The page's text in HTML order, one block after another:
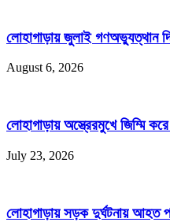
লোহাগাড়ায় জুলাই গণঅভ্যুত্থান
August 6, 2026
লোহাগাড়ায় অস্ত্রেরমুখে জিম্মি
July 23, 2026
লোহাগাড়ায় সড়ক দুর্ঘটনায় আহত